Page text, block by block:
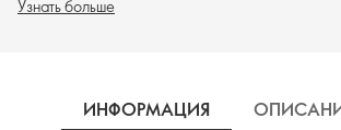
Узнать больше
ИНФОРМАЦИЯ